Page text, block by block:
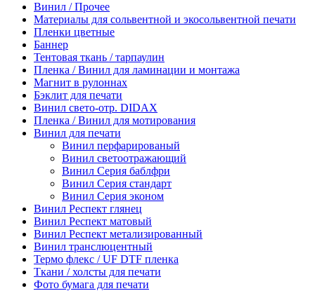
Винил / Прочее
Материалы для сольвентной и экосольвентной печати
Пленки цветные
Баннер
Тентовая ткань / тарпаулин
Пленка / Винил для ламинации и монтажа
Магнит в рулоннах
Бэклит для печати
Винил свето-отр. DIDAX
Пленка / Винил для мотирования
Винил для печати
Винил перфарированый
Винил светоотражающий
Винил Серия баблфри
Винил Серия стандарт
Винил Серия эконом
Винил Респект глянец
Винил Респект матовый
Винил Респект метализированный
Винил транслюцентный
Термо флекс / UF DTF пленка
Ткани / холсты для печати
Фото бумага для печати